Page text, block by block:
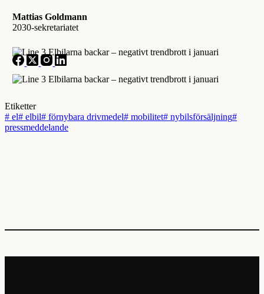
Mattias Goldmann
2030-sekretariatet
Etiketter
# el# elbil# förnybara drivmedel# mobilitet# nybilsförsäljning#
pressmeddelande